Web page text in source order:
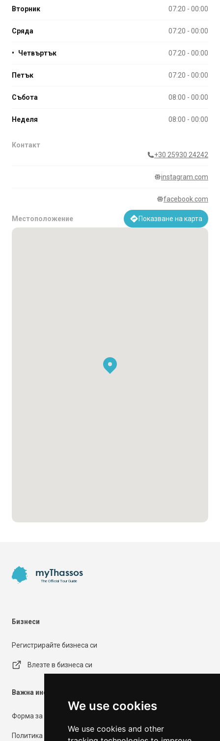
We use cookies
We use cookies and other
Вторник 07:20 - 00:00
Сряда 07:20 - 00:00
• Четвъртък 07:20 - 00:00
Петък 07:20 - 00:00
Събота 08:00 - 00:00
Неделя 08:00 - 00:00
Контакт
+30 25930 24242
instagram.com
facebook.com
Местоположение Показване на карта
myThassos
The Official Tour Guide
Бизнеси
Регистрирайте бизнеса си
Влезте в бизнеса си
Важна информация
Форма за контакт
Политика за поверителност